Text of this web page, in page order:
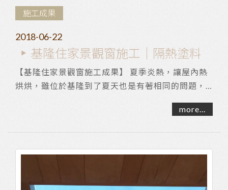
施工成果
2018-06-22
基隆住家景觀窗施工｜隔熱塗料
【基隆住家景觀窗施工成果】 夏季炎熱，讓屋內熱
烘烘，雖位於基隆到了夏天也是有著相同的問題，
more...